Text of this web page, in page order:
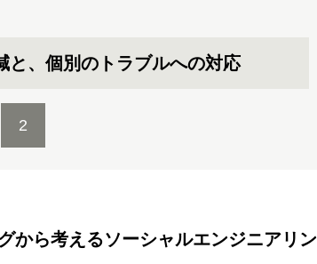
と、個別のトラブルへの対応
2
から考えるソーシャルエンジニアリン